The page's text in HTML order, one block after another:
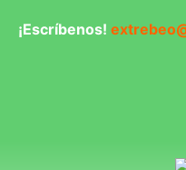
¡Escríbenos!